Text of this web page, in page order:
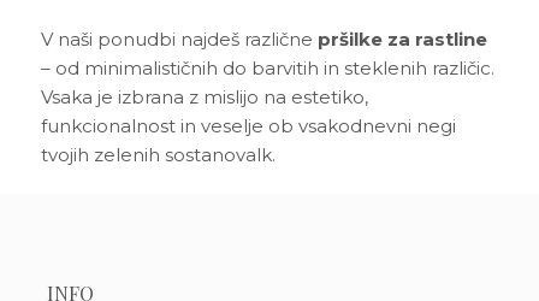
V naši ponudbi najdeš različne pršilke za rastline
– od minimalističnih do barvitih in steklenih različic.
Vsaka je izbrana z mislijo na estetiko,
funkcionalnost in veselje ob vsakodnevni negi
tvojih zelenih sostanovalk.
INFO